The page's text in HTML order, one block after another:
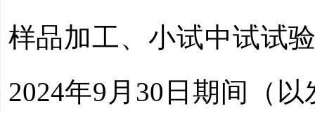
样品加工、小试中试试
2024年9月30日期间（